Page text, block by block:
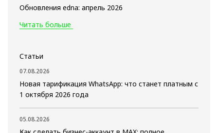
Обновления edna: апрель 2026
Читать больше
Статьи
07.08.2026
Новая тарификация WhatsApp: что станет платным с
1 октября 2026 года
05.08.2026